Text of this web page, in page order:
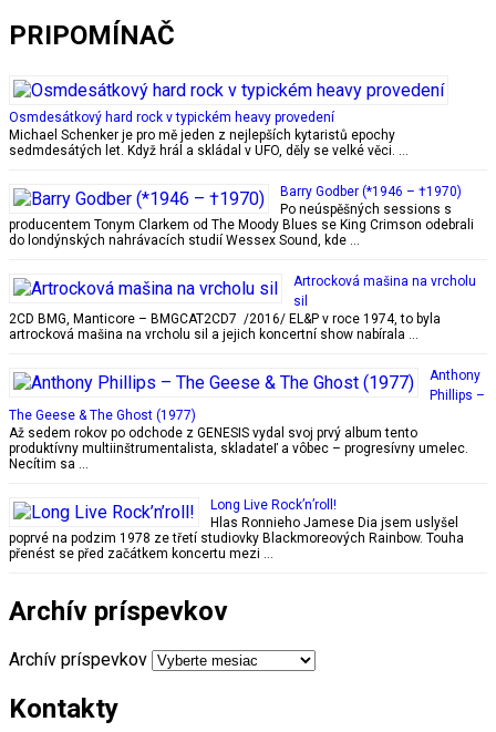
PRIPOMÍNAČ
Osmdesátkový hard rock v typickém heavy provedení
Michael Schenker je pro mě jeden z nejlepších kytaristů epochy
sedmdesátých let. Když hrál a skládal v UFO, děly se velké věci. …
Barry Godber (*1946 – †1970)
Po neúspěšných sessions s
producentem Tonym Clarkem od The Moody Blues se King Crimson odebrali
do londýnských nahrávacích studií Wessex Sound, kde …
Artrocková mašina na vrcholu
sil
2CD BMG, Manticore – BMGCAT2CD7 /2016/ EL&P v roce 1974, to byla
artrocková mašina na vrcholu sil a jejich koncertní show nabírala …
Anthony
Phillips –
The Geese & The Ghost (1977)
Až sedem rokov po odchode z GENESIS vydal svoj prvý album tento
produktívny multiinštrumentalista, skladateľ a vôbec – progresívny umelec.
Necítim sa …
Long Live Rock’n’roll!
Hlas Ronnieho Jamese Dia jsem uslyšel
poprvé na podzim 1978 ze třetí studiovky Blackmoreových Rainbow. Touha
přenést se před začátkem koncertu mezi …
Archív príspevkov
Archív príspevkov
Kontakty